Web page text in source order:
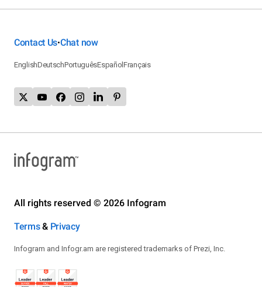
Contact Us•Chat now
EnglishDeutschPortuguêsEspañolFrançais
All rights reserved © 2026 Infogram
Terms& Privacy
Infogram and Infogr.am are registered trademarks of Prezi, Inc.